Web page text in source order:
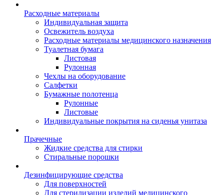
Расходные материалы
Индивидуальная защита
Освежитель воздуха
Расходные материалы медицинского назначения
Туалетная бумага
Листовая
Рулонная
Чехлы на оборудование
Салфетки
Бумажные полотенца
Рулонные
Листовые
Индивидуальные покрытия на сиденья унитаза
Прачечные
Жидкие средства для стирки
Стиральные порошки
Дезинфицирующие средства
Для поверхностей
Для стерилизации изделий медицинского